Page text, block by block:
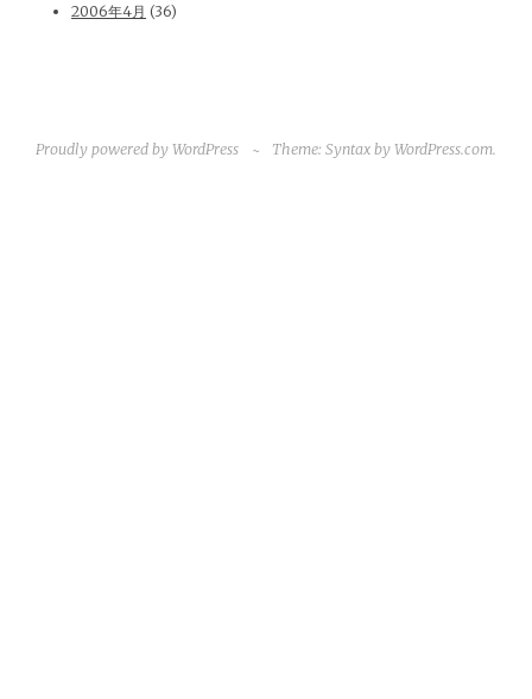
2006年4月 (36)
Proudly powered by WordPress ~ Theme: Syntax by WordPress.com